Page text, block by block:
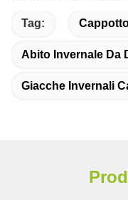
Tag:
Abito Invernale Da
Giacche Invernali